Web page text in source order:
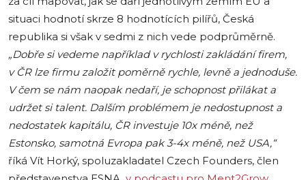
situaci hodnotí skrze 8 hodnotících pilířů, Česká
republika si však v sedmi z nich vede podprůměrně.
„Dobře si vedeme například v rychlosti zakládání firem,
v ČR lze firmu založit poměrně rychle, levně a jednoduše.
V čem se nám naopak nedaří, je schopnost přilákat a
udržet si talent. Dalším problémem je nedostupnost a
nedostatek kapitálu, ČR investuje 10x méně, než
Estonsko, samotná Evropa pak 3-4x méně, než USA,“
říká Vít Horký, spoluzakladatel Czech Founders, člen